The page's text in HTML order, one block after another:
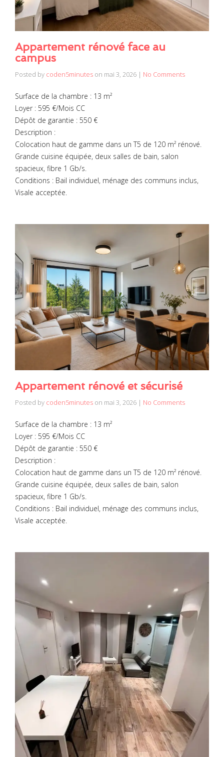
Appartement rénové face au
campus
Posted by coden5minutes on mai 3, 2026 | No Comments
Surface de la chambre : 13 m²
Loyer : 595 €/Mois CC
Dépôt de garantie : 550 €
Description :
Colocation haut de gamme dans un T5 de 120 m² rénové.
Grande cuisine équipée, deux salles de bain, salon
spacieux, fibre 1 Gb/s.
Conditions : Bail individuel, ménage des communs inclus,
Visale acceptée.
Appartement rénové et sécurisé
Posted by coden5minutes on mai 3, 2026 | No Comments
Surface de la chambre : 13 m²
Loyer : 595 €/Mois CC
Dépôt de garantie : 550 €
Description :
Colocation haut de gamme dans un T5 de 120 m² rénové.
Grande cuisine équipée, deux salles de bain, salon
spacieux, fibre 1 Gb/s.
Conditions : Bail individuel, ménage des communs inclus,
Visale acceptée.